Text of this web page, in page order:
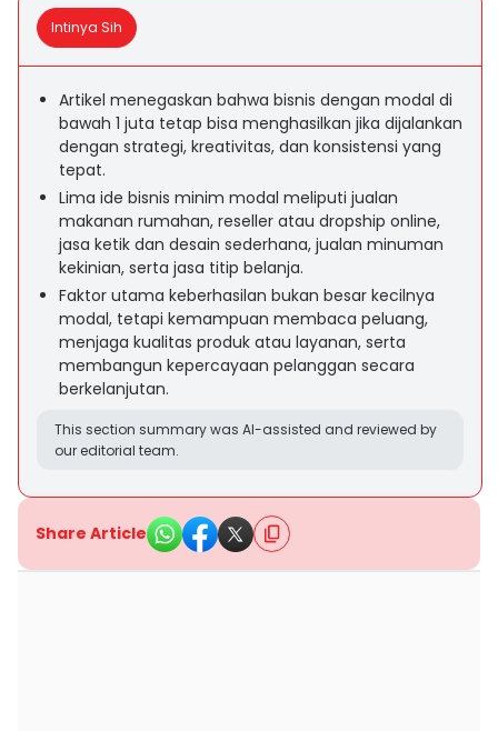
Intinya Sih
Artikel menegaskan bahwa bisnis dengan modal di
bawah 1 juta tetap bisa menghasilkan jika dijalankan
dengan strategi, kreativitas, dan konsistensi yang
tepat.
Lima ide bisnis minim modal meliputi jualan
makanan rumahan, reseller atau dropship online,
jasa ketik dan desain sederhana, jualan minuman
kekinian, serta jasa titip belanja.
Faktor utama keberhasilan bukan besar kecilnya
modal, tetapi kemampuan membaca peluang,
menjaga kualitas produk atau layanan, serta
membangun kepercayaan pelanggan secara
berkelanjutan.
This section summary was AI-assisted and reviewed by
our editorial team.
Share Article